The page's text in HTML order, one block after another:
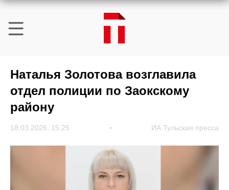
Наталья Золотова возглавила
отдел полиции по Заокскому
району
18.03.2026, 15:25 ИА Тульская пресса